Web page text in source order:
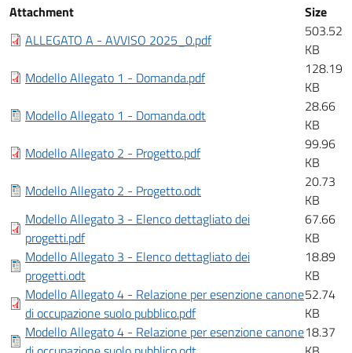
Documentazione a corredo
Attachment
Size
ALLEGATO A - AVVISO 2025_0.pdf
503.52
KB
Modello Allegato 1 - Domanda.pdf
128.19
KB
Modello Allegato 1 - Domanda.odt
28.66
KB
Modello Allegato 2 - Progetto.pdf
99.96
KB
Modello Allegato 2 - Progetto.odt
20.73
KB
Modello Allegato 3 - Elenco dettagliato dei
progetti.pdf
67.66
KB
Modello Allegato 3 - Elenco dettagliato dei
progetti.odt
18.89
KB
Modello Allegato 4 - Relazione per esenzione canone
di occupazione suolo pubblico.pdf
52.74
KB
Modello Allegato 4 - Relazione per esenzione canone18.37